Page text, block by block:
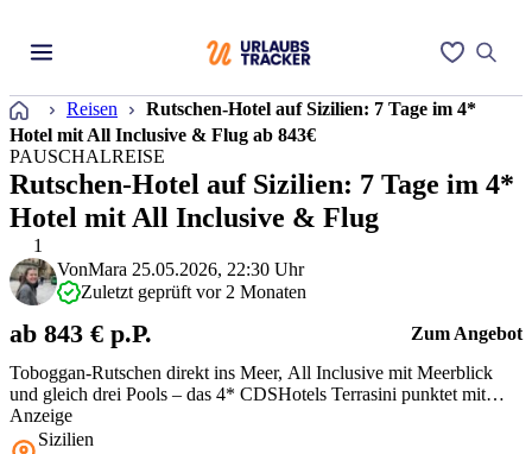
Startseite
Reisen
Rutschen-Hotel auf Sizilien: 7 Tage im 4*
Hotel mit All Inclusive & Flug ab 843€
1
PAUSCHALREISE
Rutschen-Hotel auf Sizilien: 7 Tage im 4*
Hotel mit All Inclusive & Flug
Toboggan-Rutschen direkt ins Meer, All Inclusive mit Meerblick
und gleich drei Pools – das 4* CDSHotels Terrasini punktet mit
Spaßfaktor und entspannter Strandlage. Perfekt für Familien, aber
auch für alle, die eine unkomplizierte und gleichzeitig besondere
VonMara 25.05.2026, 22:30 Uhr
Zuletzt geprüft vor 2 Monaten
ab 843 € p.P. Zum Angebot
Anzeige
Sizilien